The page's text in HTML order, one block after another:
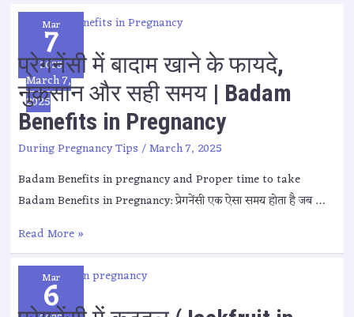
Mar
7
2025
March 7,
2025
प्रेगनेंसी में बादाम खाने के फायदे,
नुकसान और सही समय | Badam
Benefits in Pregnancy
During Pregnancy Tips/March 7, 2025
Badam Benefits in pregnancy and Proper time to take
Badam Benefits in Pregnancy: प्रेगनेंसी एक ऐसा समय होता है जब …
Read More »
Mar
6